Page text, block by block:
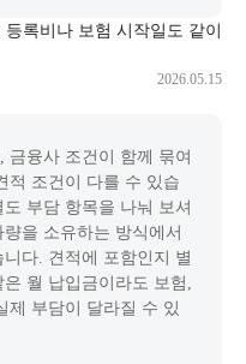
록비나 보험 시작일도 같이
2026.05.15
금융사 조건이 함께 묶여
적 조건이 다를 수 있습
부담 항목을 나눠 보셔
을 소유하는 방식에서
다. 견적에 포함인지 별
월 납입금이라도 보험,
제 부담이 달라질 수 있